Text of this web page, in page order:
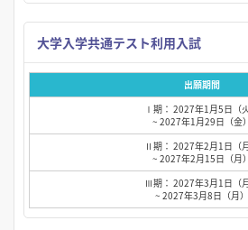
出願期間
Ⅰ期： 2027年1月5日（火
~ 2027年1月29日（金）
Ⅱ期： 2027年2月1日（月
~ 2027年2月15日（月）
Ⅲ期： 2027年3月1日（月
~ 2027年3月8日（月）